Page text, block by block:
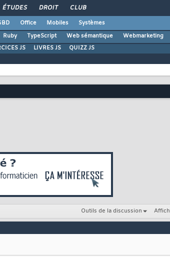
ÉTUDES DROIT CLUB
Office Mobiles
Systèmes
Ruby TypeScript Web sémantique Webmarketing
JS LIVRES JS QUIZZ JS
Outils de la discussion